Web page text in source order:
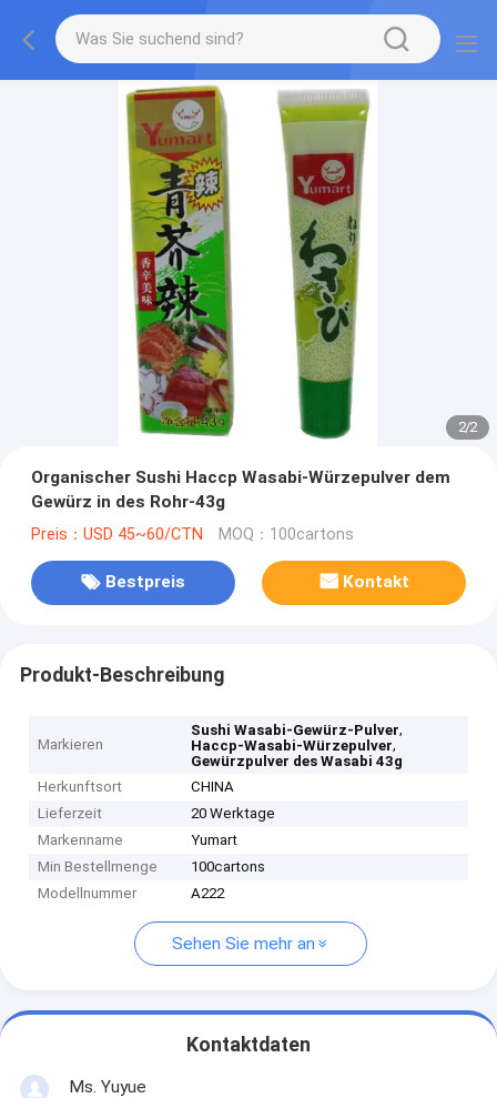
2/2
Organischer Sushi Haccp Wasabi-Würzepulver dem
Gewürz in des Rohr-43g
Preis：USD 45~60/CTN MOQ：100cartons
Bestpreis Kontakt
Produkt-Beschreibung
Markieren
Sushi Wasabi-Gewürz-Pulver,
Haccp-Wasabi-Würzepulver,
Gewürzpulver des Wasabi 43g
Herkunftsort
CHINA
Lieferzeit
20 Werktage
Markenname
Yumart
Min Bestellmenge
100cartons
Modellnummer
A222
Sehen Sie mehr an
Kontaktdaten
Ms. Yuyue